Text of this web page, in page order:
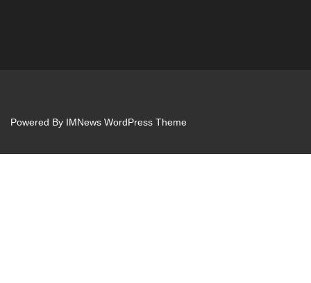
Powered By IMNews WordPress Theme